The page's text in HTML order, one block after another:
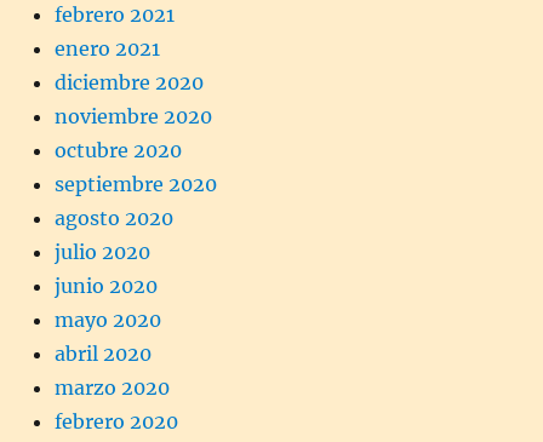
febrero 2021
enero 2021
diciembre 2020
noviembre 2020
octubre 2020
septiembre 2020
agosto 2020
julio 2020
junio 2020
mayo 2020
abril 2020
marzo 2020
febrero 2020